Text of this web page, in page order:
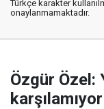
Türkçe karakter
onaylanmamaktadır.
Özgür
karşılamıyor